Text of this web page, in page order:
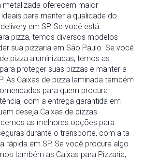
metalizada oferecem maior
para manter a qualidade do
em SP. Se você está
pizza, temos diversos modelos
sua pizzaria em São Paulo. Se você
pizza aluminizadas, temos as
proteger suas pizzas e manter a
As Caixas de pizza laminada também
para quem procura
com a entrega garantida em
deseja Caixas de pizzas
as melhores opções para
durante o transporte, com alta
rápida em SP. Se você procura algo
também as Caixas para Pizzaria,